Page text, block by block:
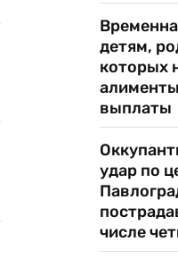
детям,
которых
выплаты
удар по
числе